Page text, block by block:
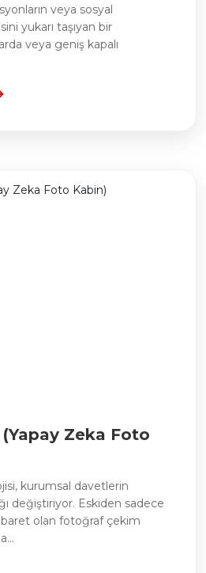
veya sosyal
yukarı taşıyan bir
veya geniş kapalı
Zeka Foto
kurumsal davetlerin
değiştiriyor. Eskiden sadece
olan fotoğraf çekim